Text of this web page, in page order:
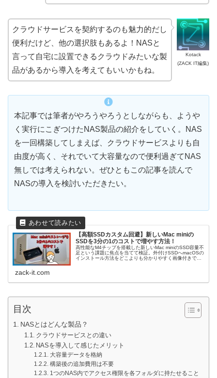
Kotack
(ZACK IT編集)
クラウドサービスを契約するのも魅力的だし
便利だけど、他の選択肢もあるよ！NASと
言って自宅に設置できるクラウドみたいな製
品があるから導入を考えてもいいかもね。
本記事では筆者がやろうやろうとしながらも、ようや
く実行にこぎつけたNAS製品の紹介をしていく。NAS
を一回構築してしまえば、クラウドサービスよりも自
由度が高く、それでいて大容量なので便利過ぎてNAS
無しでは考えられない。ぜひともこの記事を読んで
NASの導入を検討いただきたい。
【高額SSDカスタム回避】新しいMac miniの
SSDを3分の1のコストで増やす方法！
高性能なM4チップを搭載した新しいMac miniのSSD容量不
足という課題に焦点を当てて検証。外付けSSDへmacOSの
インストール方法をどこよりも分かりやすく画像付きで紹
zack-it.com
目次
NASとはどんな製品？
クラウドサービスとの違い
NASを導入して感じたメリット
大容量データを格納
構築後の追加費用は不要
1つのNAS内でアクセス権限を各フォルダに持たせること